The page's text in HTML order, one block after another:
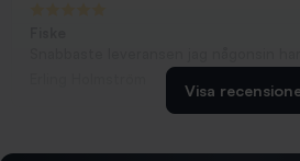
Visa